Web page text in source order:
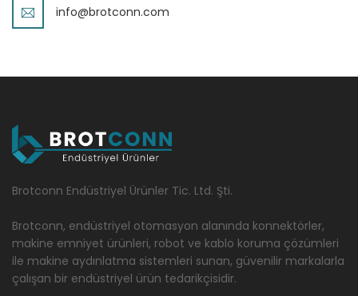
info@brotconn.com
Brotconn Endüstriyel Ürünler Tic. Ltd. Şti.
Brotconn, endüstriyel otomasyon alanında konnektörler,
makine emniyet ürünleri, robot ve kablo koruma çözümleri
ile makine aydınlatma sistemleri sunan, güvenilir markalarla
çalışan bir endüstriyel ürün tedarikçisidir.